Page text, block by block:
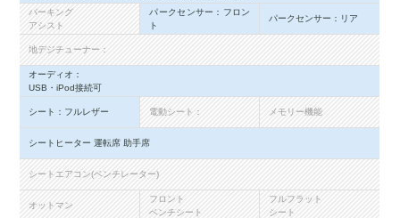
パーキング
アシスト
パークセンサー：フロン
ト
パークセンサー：リア
地デジチューナー：
オーディオ：
USB・iPod接続可
シート：フルレザー 電動シート： メモリー機能
シートヒーター 運転席 助手席
シートエアコン(ベンチレーター)
オットマン
フロント
ベンチシート
フルフラット
シート